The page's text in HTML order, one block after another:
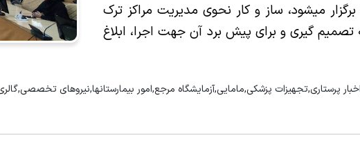
برگزار میشود، ساز و کار نحوی مدیریت مراکز ترک
تصمیم گیری و برای پیش برد آن جهت اجرا، ابلاغ
پرستاری,تجهیزات پزشکی,مامایی,آزمایشگاه مرجع,امور بیمارستانها,نیروهای